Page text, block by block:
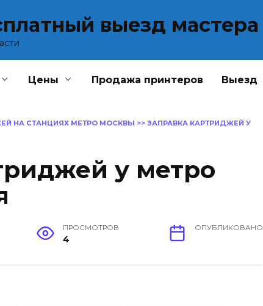
выезд мастера
Цены Продажа принтеров Выезд
НА СТАНЦИЯХ МЕТРО МОСКВЫ >> ЗАПРАВКА КАРТРИДЖЕЙ У
у метро
ПРОСМОТРОВ
4
ОПУБЛИКОВАНО